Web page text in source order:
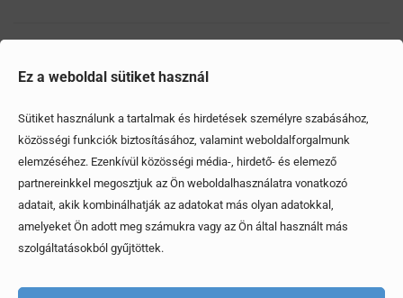
Ez a weboldal sütiket használ
Sütiket használunk a tartalmak és hirdetések személyre szabásához,
közösségi funkciók biztosításához, valamint weboldalforgalmunk
elemzéséhez. Ezenkívül közösségi média-, hirdető- és elemező
partnereinkkel megosztjuk az Ön weboldalhasználatra vonatkozó
adatait, akik kombinálhatják az adatokat más olyan adatokkal,
amelyeket Ön adott meg számukra vagy az Ön által használt más
szolgáltatásokból gyűjtöttek.